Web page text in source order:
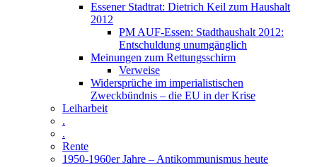
Essener Stadtrat: Dietrich Keil zum Haushalt
2012
PM AUF-Essen: Stadthaushalt 2012:
Entschuldung unumgänglich
Meinungen zum Rettungsschirm
Verweise
Widersprüche im imperialistischen
Zweckbündnis – die EU in der Krise
Leiharbeit
.
.
Rente
1950-1960er Jahre – Antikommunismus heute